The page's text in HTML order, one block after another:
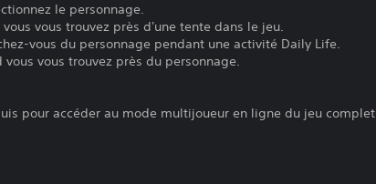
le personnage.
vous trouvez près d'une tente dans le jeu.
vous du personnage pendant une activité Daily Life.
vous trouvez près du personnage.
pour accéder au mode multijoueur en ligne du jeu complet